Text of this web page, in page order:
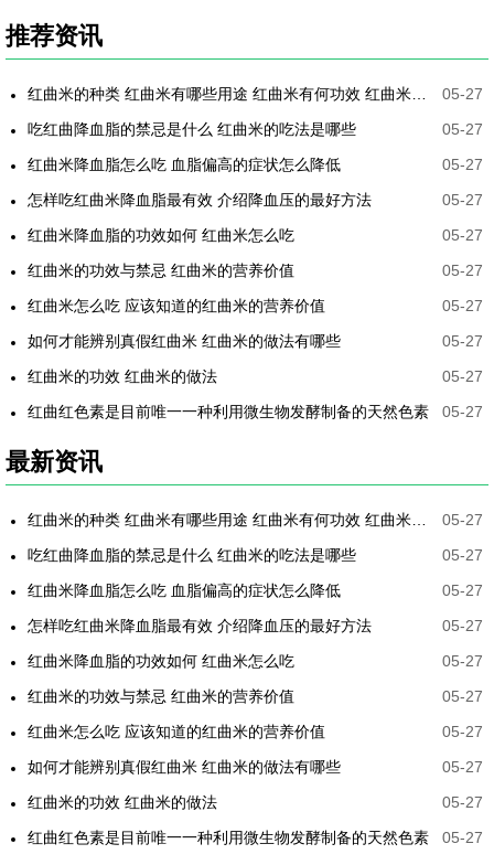
推荐资讯
05-27
吃红曲降血脂的禁忌是什么 红曲米的吃法是哪些
05-27
红曲米降血脂怎么吃 血脂偏高的症状怎么降低
05-27
怎样吃红曲米降血脂最有效 介绍降血压的最好方法
05-27
红曲米降血脂的功效如何 红曲米怎么吃
05-27
红曲米的功效与禁忌 红曲米的营养价值
05-27
红曲米怎么吃 应该知道的红曲米的营养价值
05-27
如何才能辨别真假红曲米 红曲米的做法有哪些
05-27
红曲米的功效 红曲米的做法
05-27
红曲红色素是目前唯一一种利用微生物发酵制备的天然色素
05-27
最新资讯
05-27
吃红曲降血脂的禁忌是什么 红曲米的吃法是哪些
05-27
红曲米降血脂怎么吃 血脂偏高的症状怎么降低
05-27
怎样吃红曲米降血脂最有效 介绍降血压的最好方法
05-27
红曲米降血脂的功效如何 红曲米怎么吃
05-27
红曲米的功效与禁忌 红曲米的营养价值
05-27
红曲米怎么吃 应该知道的红曲米的营养价值
05-27
如何才能辨别真假红曲米 红曲米的做法有哪些
05-27
红曲米的功效 红曲米的做法
05-27
红曲红色素是目前唯一一种利用微生物发酵制备的天然色素
05-27